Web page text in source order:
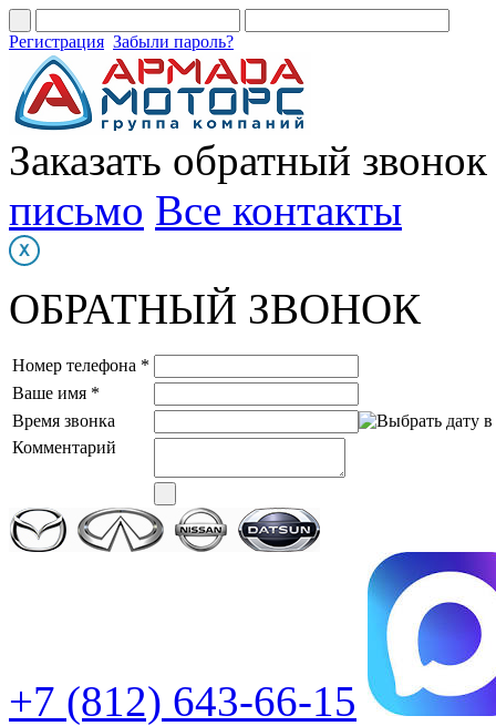
Регистрация Забыли пароль?
Заказать обратный звонок
письмо Все контакты
ОБРАТНЫЙ ЗВОНОК
Номер телефона *
Ваше имя *
Время звонка
Комментарий
+7 (812) 643-66-15